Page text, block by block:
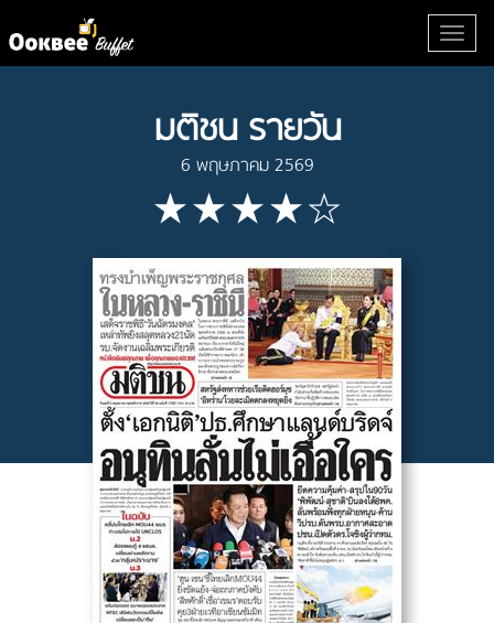
มติชน รายวัน
6 พฤษภาคม 2569